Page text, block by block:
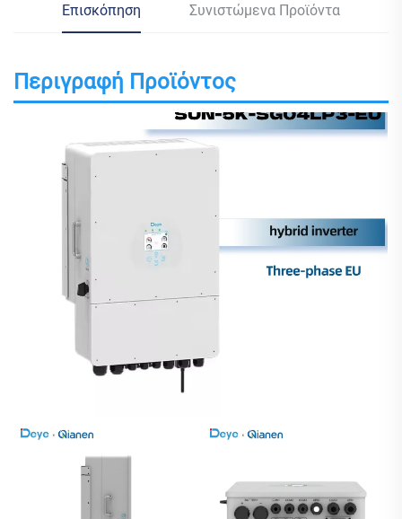
Επισκόπηση Συνιστώμενα Προϊόντα
Περιγραφή Προϊόντος